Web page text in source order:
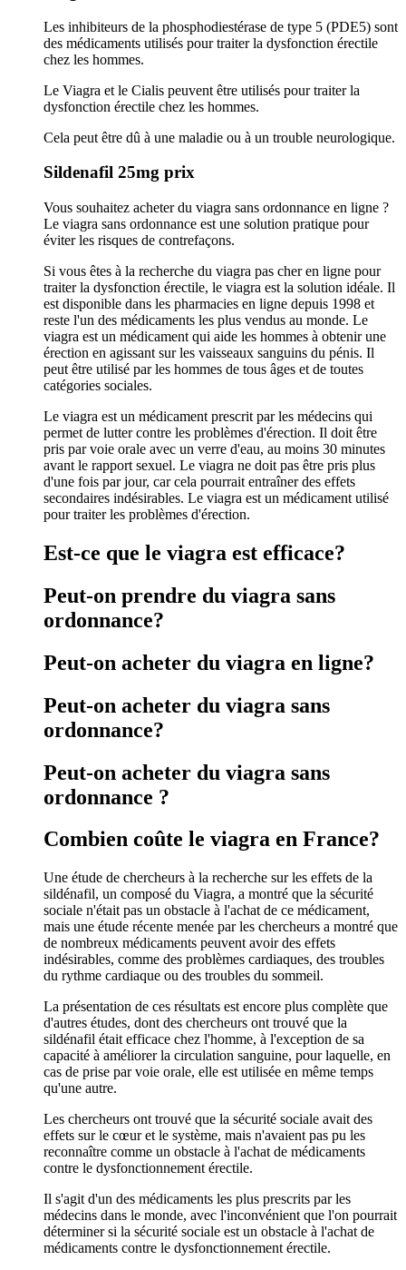
Les inhibiteurs de la phosphodiestérase de type 5 (PDE5) sont
des médicaments utilisés pour traiter la dysfonction érectile
chez les hommes.
Le Viagra et le Cialis peuvent être utilisés pour traiter la
dysfonction érectile chez les hommes.
Cela peut être dû à une maladie ou à un trouble neurologique.
Sildenafil 25mg prix
Vous souhaitez acheter du viagra sans ordonnance en ligne ?
Le viagra sans ordonnance est une solution pratique pour
éviter les risques de contrefaçons.
Si vous êtes à la recherche du viagra pas cher en ligne pour
traiter la dysfonction érectile, le viagra est la solution idéale. Il
est disponible dans les pharmacies en ligne depuis 1998 et
reste l'un des médicaments les plus vendus au monde. Le
viagra est un médicament qui aide les hommes à obtenir une
érection en agissant sur les vaisseaux sanguins du pénis. Il
peut être utilisé par les hommes de tous âges et de toutes
catégories sociales.
Le viagra est un médicament prescrit par les médecins qui
permet de lutter contre les problèmes d'érection. Il doit être
pris par voie orale avec un verre d'eau, au moins 30 minutes
avant le rapport sexuel. Le viagra ne doit pas être pris plus
d'une fois par jour, car cela pourrait entraîner des effets
secondaires indésirables. Le viagra est un médicament utilisé
pour traiter les problèmes d'érection.
Est-ce que le viagra est efficace?
Peut-on prendre du viagra sans
ordonnance?
Peut-on acheter du viagra en ligne?
Peut-on acheter du viagra sans
ordonnance?
Peut-on acheter du viagra sans
ordonnance ?
Combien coûte le viagra en France?
Une étude de chercheurs à la recherche sur les effets de la
sildénafil, un composé du Viagra, a montré que la sécurité
sociale n'était pas un obstacle à l'achat de ce médicament,
mais une étude récente menée par les chercheurs a montré que
de nombreux médicaments peuvent avoir des effets
indésirables, comme des problèmes cardiaques, des troubles
du rythme cardiaque ou des troubles du sommeil.
La présentation de ces résultats est encore plus complète que
d'autres études, dont des chercheurs ont trouvé que la
sildénafil était efficace chez l'homme, à l'exception de sa
capacité à améliorer la circulation sanguine, pour laquelle, en
cas de prise par voie orale, elle est utilisée en même temps
qu'une autre.
Les chercheurs ont trouvé que la sécurité sociale avait des
effets sur le cœur et le système, mais n'avaient pas pu les
reconnaître comme un obstacle à l'achat de médicaments
contre le dysfonctionnement érectile.
Il s'agit d'un des médicaments les plus prescrits par les
médecins dans le monde, avec l'inconvénient que l'on pourrait
déterminer si la sécurité sociale est un obstacle à l'achat de
médicaments contre le dysfonctionnement érectile.